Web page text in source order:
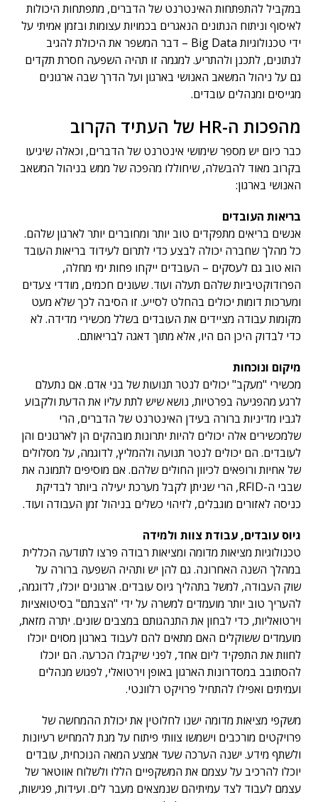
במקביל להתפתחות האינטרנט של הדברים, מתפתחות היכולות
לאיסוף וניתוח הנתונים הנאגרים בכמויות עצומות ובזמן אמיתי על
ידי טכנולוגיות Big Data – דבר המשפר את היכולת להגיב
לנתונים, לתכנן ולהתריע. למגמה זו תהיה השפעה חסרת תקדים
גם על ניהול המשאב האנושי בארגון ועל הדרך שבה ארגונים
מגייסים ומנהלים עובדים.
מהפכות ה-HR של העתיד הקרוב
כבר כיום יש מספר שימושי אינטרנט של הדברים, וכאלה שיגיעו
בקרוב מאוד להבשלה, שיחוללו מהפכה של ממש בניהול המשאב
האנושי בארגון:
בריאות העובדים
אנשים בריאים מתפקדים טוב יותר ומחוברים יותר לארגון שלהם.
כל מהלך שחברה יכולה לבצע כדי לתרום לעידוד בריאות העובד
הוא טוב גם לעסקים – העובדים ייקחו פחות ימי מחלה,
הפרודוקטיביות שלהם תעלה ועוד. שעונים חכמים, מודדי צעדים
ומערכות דומות יכולים בהחלט לסייע. זו הסיבה לכך שלא מעט
מקומות עבודה מציידים את העובדים בשלל מכשירי מדידה. לא
כדי לבדוק היכן הם היו, אלא מתוך דאגה לבריאותם.
מיקום ונוכחות
מכשירי "מעקב" יכולים לנטר תנועות של בני אדם. אם נתעלם
לרגע מהפגיעה בפרטיות, נושא שיש לתת עליו את הדעת ולקבוע
לגביו מדיניות ברורה בעידן האינטרנט של הדברים, הרי
שלמכשירים אלה יכולים להיות יתרונות מובהקים הן לארגונים והן
לעובדים. הם יכולים לנטר תנועה ולהמליץ, לדוגמה, על מסלולים
של אחיות ורופאים לכיוון החולים שלהם. אם מוסיפים לתמונה את
שבבי ה-RFID, הרי שניתן לקבל מערכת יעילה ביותר לבדיקת
כניסה לאזורים מוגבלים, לזיהוי כשלים בניהול זמן העבודה ועוד.
גיוס עובדים, עבודת צוות ולמידה
טכנולוגיות מציאות מדומה ומציאות רבודה פרצו לתודעה הכללית
במהלך השנה האחרונה. גם להן יש ותהיה השפעה ברורה על
שוק העבודה, למשל בתהליך גיוס עובדים. ארגונים יוכלו, לדוגמה,
להעריך טוב יותר מועמדים למשרה על ידי "הצבתם" בסיטואציות
וירטואליות, כדי לבחון את התנהגותם במצבים שונים. יתרה מזאת,
מועמדים ששוקלים האם מתאים להם לעבוד בארגון מסוים יוכלו
לחוות את התפקיד ליום אחד, לפני שיקבלו הכרעה. הם יוכלו
להסתובב במסדרונות הארגון באופן וירטואלי, לפגוש מנהלים
ועמיתים ואפילו להתחיל פרויקט רלוונטי.
משקפי מציאות מדומה ישנו לחלוטין את יכולת ההמחשה של
פרויקטים מורכבים וישמשו צוותי פיתוח על מנת להמחיש רעיונות
ולשתף מידע. ישנה הערכה שעד אמצע המאה הנוכחית, עובדים
יוכלו להרכיב על עצמם את המשקפיים הללו ולשלוח אווטאר של
עצמם לעבוד לצד עמיתיהם שנמצאים מעבר לים. ועידות, פגישות,